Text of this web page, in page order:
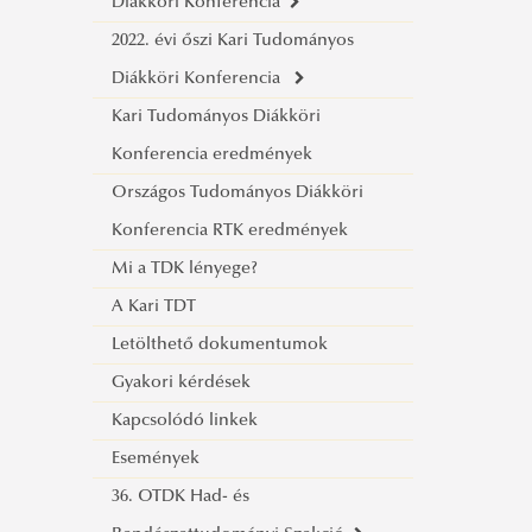
Rendvédelmi szervező szakirányú
továbbképzési szak
Tűzvédelmi mérnöki alapképzési
szak
Kriminalisztikai szakértő szakirányú
továbbképzési szak
Tájékoztató
Eredmények
Anonim tagozati beosztás
Tagozati beosztás
Tájékoztató
Eredmények
tavaszi tudományos diákköri
konferenciára
Anonim tagozati beosztás
Tagozati beosztás
Eredmények
Online jelentkezés a 2023. évi őszi
konferenciára
Tagozati beosztás
Tájékoztató
Eredmények
2022. évi őszi Kari Tudományos
Diákköri Konferencia
Online jelentkezés a 2022. évi őszi
konferenciára
Tagozati beosztás
Tájékoztató
Kari Tudományos Diákköri
Konferencia eredmények
Országos Tudományos Diákköri
Konferencia RTK eredmények
Mi a TDK lényege?
A Kari TDT
Letölthető dokumentumok
Gyakori kérdések
Kapcsolódó linkek
Események
36. OTDK Had- és